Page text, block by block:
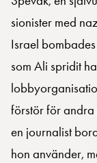
sionister med
Israel
som Ali spridit
förstör för
en journalist
hon använder,